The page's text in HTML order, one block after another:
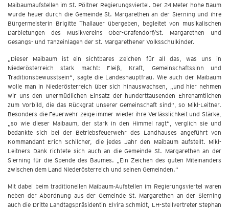
Maibaumaufstellen im St. Pöltner Regierungsviertel. Der 24 Meter hohe Baum
wurde heuer durch die Gemeinde St. Margarethen an der Sierning und ihre
Bürgermeisterin Brigitte Thallauer übergeben, begleitet von musikalischen
Darbietungen des Musikvereins Ober-Grafendorf/St. Margarethen und
Gesangs- und Tanzeinlagen der St. Margarethener Volksschulkinder.
„Dieser Maibaum ist ein sichtbares Zeichen für all das, was uns in
Niederösterreich stark macht: Fleiß, Kraft, Gemeinschaftssinn und
Traditionsbewusstsein“, sagte die Landeshauptfrau. Wie auch der Maibaum
wolle man in Niederösterreich über sich hinauswachsen, „und hier nehmen
wir uns den unermüdlichen Einsatz der hunderttausenden Ehrenamtlichen
zum Vorbild, die das Rückgrat unserer Gemeinschaft sind“, so Mikl-Leitner.
Besonders die Feuerwehr zeige immer wieder ihre Verlässlichkeit und Stärke,
„so wie dieser Maibaum, der stark in den Himmel ragt“, verglich sie und
bedankte sich bei der Betriebsfeuerwehr des Landhauses angeführt von
Kommandant Erich Schilcher, die jedes Jahr den Maibaum aufstellt. Mikl-
Leitners Dank richtete sich auch an die Gemeinde St. Margarethen an der
Sierning für die Spende des Baumes. „Ein Zeichen des guten Miteinanders
zwischen dem Land Niederösterreich und seinen Gemeinden.“
Mit dabei beim traditionellen Maibaum-Aufstellen im Regierungsviertel waren
neben der Abordnung aus der Gemeinde St. Margarethen an der Sierning
auch die Dritte Landtagspräsidentin Elvira Schmidt, LH-Stellvertreter Stephan